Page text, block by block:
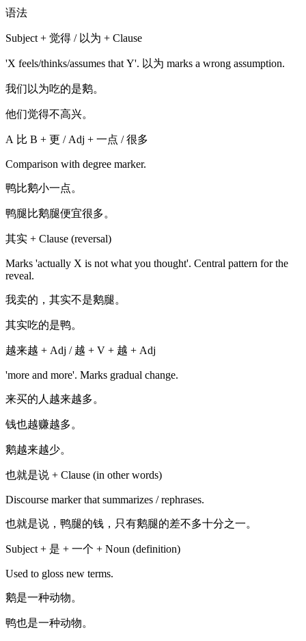
语法
Subject + 觉得 / 以为 + Clause
'X feels/thinks/assumes that Y'. 以为 marks a wrong assumption.
我们以为吃的是鹅。
他们觉得不高兴。
A 比 B + 更 / Adj + 一点 / 很多
Comparison with degree marker.
鸭比鹅小一点。
鸭腿比鹅腿便宜很多。
其实 + Clause (reversal)
Marks 'actually X is not what you thought'. Central pattern for the
reveal.
我卖的，其实不是鹅腿。
其实吃的是鸭。
越来越 + Adj / 越 + V + 越 + Adj
'more and more'. Marks gradual change.
来买的人越来越多。
钱也越赚越多。
鹅越来越少。
也就是说 + Clause (in other words)
Discourse marker that summarizes / rephrases.
也就是说，鸭腿的钱，只有鹅腿的差不多十分之一。
Subject + 是 + 一个 + Noun (definition)
Used to gloss new terms.
鹅是一种动物。
鸭也是一种动物。